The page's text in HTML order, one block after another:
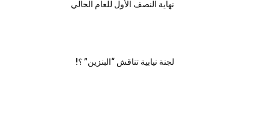
نهاية النصف الأول للعام الحالي
لجنة نيابية تناقش “البنزين” ؟!